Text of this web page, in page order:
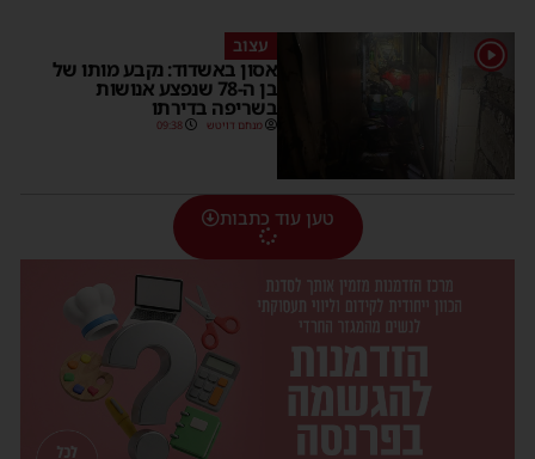
1 עצוב
אסון באשדוד: נקבע מותו של
בן ה-78 שנפצע אנושות
בשריפה בדירתו
מנחם דויטש 09:38
טען עוד כתבות